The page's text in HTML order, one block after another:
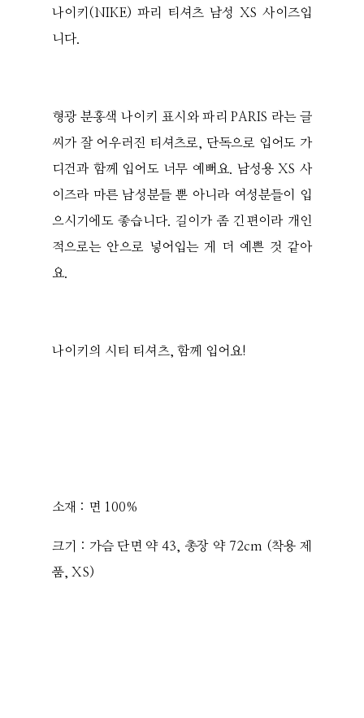
나이키(NIKE) 파리 티셔츠 남성 XS 사이즈입
니다.
형광 분홍색 나이키 표시와 파리 PARIS 라는 글
씨가 잘 어우러진 티셔츠로, 단독으로 입어도 가
디건과 함께 입어도 너무 예뻐요. 남성용 XS 사
이즈라 마른 남성분들 뿐 아니라 여성분들이 입
으시기에도 좋습니다. 길이가 좀 긴편이라 개인
적으로는 안으로 넣어입는 게 더 예쁜 것 같아
요.
나이키의 시티 티셔츠, 함께 입어요!
소재 : 면 100%
크기 : 가슴 단면 약 43, 총장 약 72cm (착용 제
품, XS)